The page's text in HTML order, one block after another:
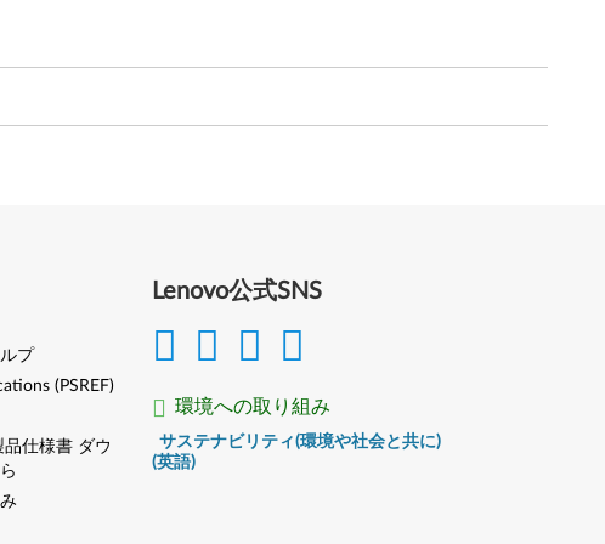
Lenovo公式SNS
環境への取り組み
サステナビリティ(環境や社会と共に)
(英語)
プ
(PSREF)
仕様書 ダウ